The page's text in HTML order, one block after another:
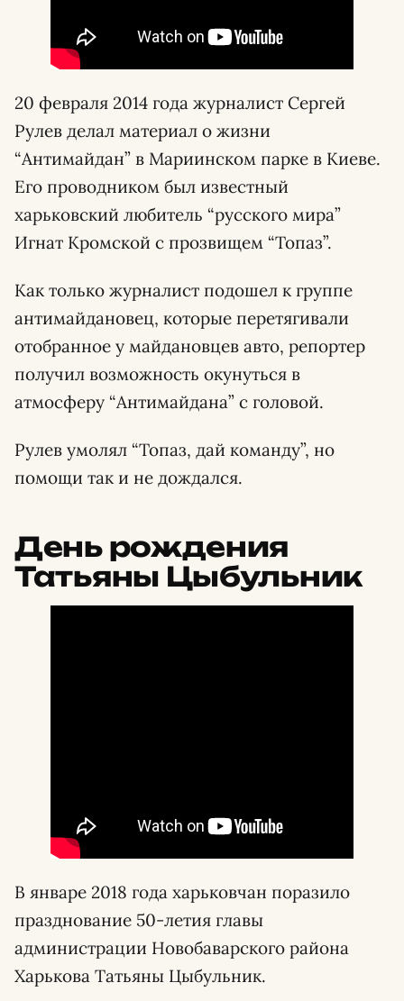
20 февраля 2014 года журналист Сергей
Рулев делал материал о жизни
“Антимайдан” в Мариинском парке в Киеве.
Его проводником был известный
харьковский любитель “русского мира”
Игнат Кромской с прозвищем “Топаз”.
Как только журналист подошел к группе
антимайдановец, которые перетягивали
отобранное у майдановцев авто, репортер
получил возможность окунуться в
атмосферу “Антимайдана” с головой.
Рулев умолял “Топаз, дай команду”, но
помощи так и не дождался.
День рождения
Татьяны Цыбульник
В январе 2018 года харьковчан поразило
празднование 50-летия главы
администрации Новобаварского района
Харькова Татьяны Цыбульник.